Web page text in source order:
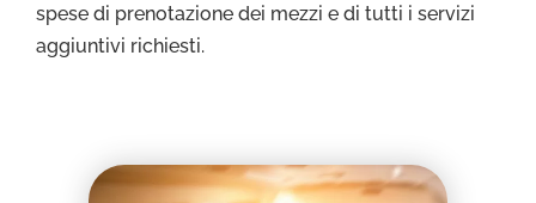
spese di prenotazione dei mezzi e di tutti i servizi
aggiuntivi richiesti.